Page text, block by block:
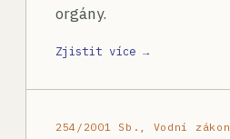
orgány.
Zjistit více →
254/2001 Sb., Vodní zákon